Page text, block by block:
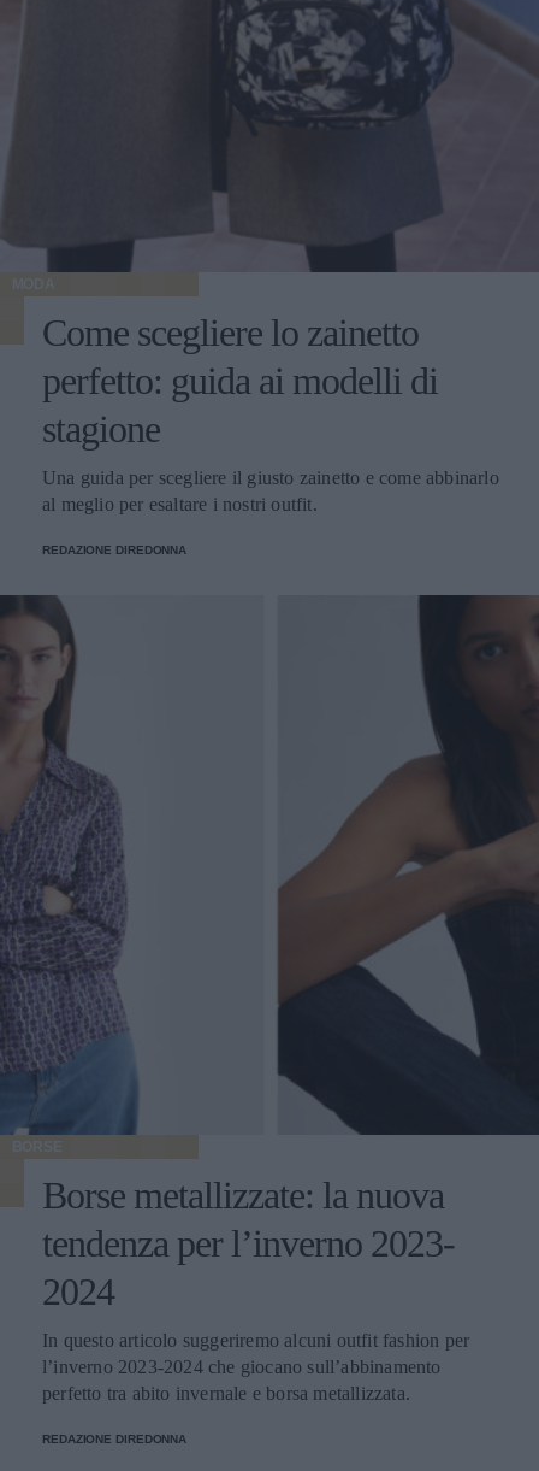
MODA
Come scegliere lo zainetto
perfetto: guida ai modelli di
stagione
Una guida per scegliere il giusto zainetto e come abbinarlo
al meglio per esaltare i nostri outfit.
REDAZIONE DIREDONNA
BORSE
Borse metallizzate: la nuova
tendenza per l’inverno 2023-
2024
In questo articolo suggeriremo alcuni outfit fashion per
l’inverno 2023-2024 che giocano sull’abbinamento
perfetto tra abito invernale e borsa metallizzata.
REDAZIONE DIREDONNA